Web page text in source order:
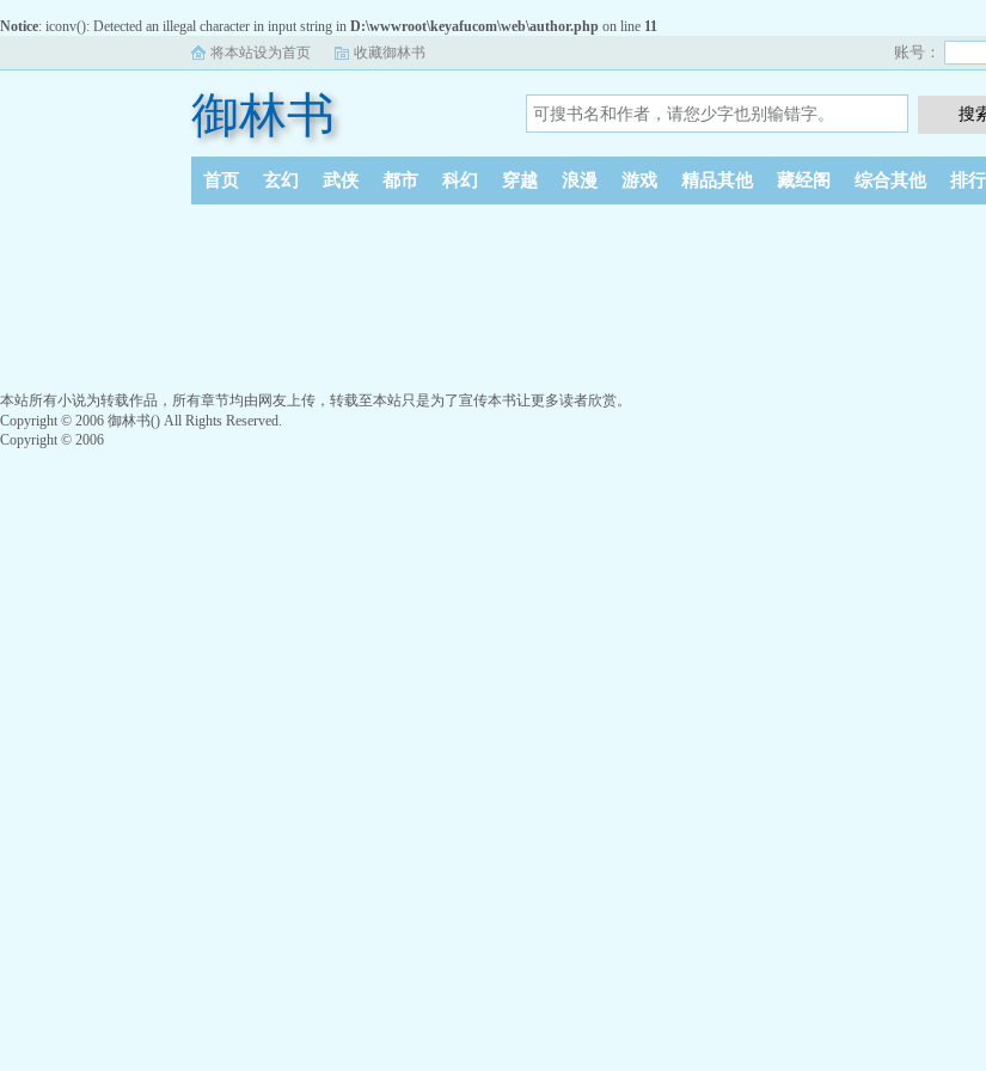
Notice: iconv(): Detected an illegal character in input string in D:\wwwroot\keyafucom\web\author.php on line 11
将本站设为首页
收藏御林书 账号：
御林书
首页 玄幻 武侠 都市 科幻 穿越 浪漫 游戏 精品其他 藏经阁 综合其他 排
本站所有小说为转载作品，所有章节均由网友上传，转载至本站只是为了宣传本书让更多读者欣赏。
Copyright © 2006 御林书() All Rights Reserved.
Copyright © 2006